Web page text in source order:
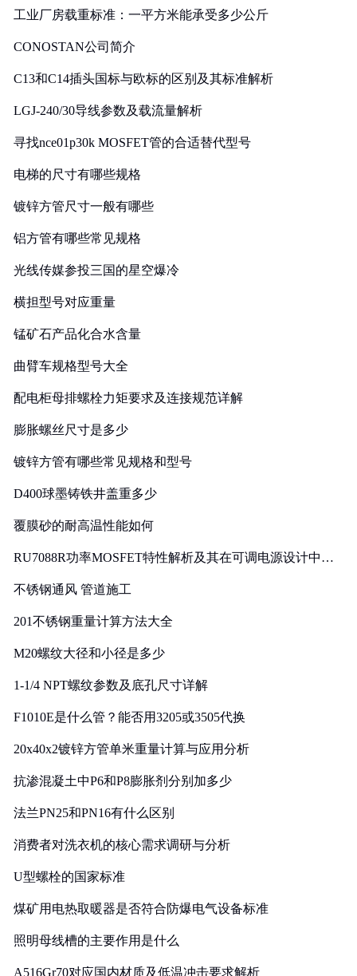
工业厂房载重标准：一平方米能承受多少公斤
CONOSTAN公司简介
C13和C14插头国标与欧标的区别及其标准解析
LGJ-240/30导线参数及载流量解析
寻找nce01p30k MOSFET管的合适替代型号
电梯的尺寸有哪些规格
镀锌方管尺寸一般有哪些
铝方管有哪些常见规格
光线传媒参投三国的星空爆冷
横担型号对应重量
锰矿石产品化合水含量
曲臂车规格型号大全
配电柜母排螺栓力矩要求及连接规范详解
膨胀螺丝尺寸是多少
镀锌方管有哪些常见规格和型号
D400球墨铸铁井盖重多少
覆膜砂的耐高温性能如何
RU7088R功率MOSFET特性解析及其在可调电源设计中的
不锈钢通风 管道施工
201不锈钢重量计算方法大全
M20螺纹大径和小径是多少
1-1/4 NPT螺纹参数及底孔尺寸详解
F1010E是什么管？能否用3205或3505代换
20x40x2镀锌方管单米重量计算与应用分析
抗渗混凝土中P6和P8膨胀剂分别加多少
法兰PN25和PN16有什么区别
消费者对洗衣机的核心需求调研与分析
U型螺栓的国家标准
煤矿用电热取暖器是否符合防爆电气设备标准
照明母线槽的主要作用是什么
A516Gr70对应国内材质及低温冲击要求解析